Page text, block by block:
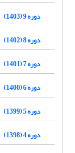
دوره 9 (1403)
دوره 8 (1402)
دوره 7 (1401)
دوره 6 (1400)
دوره 5 (1399)
دوره 4 (1398)